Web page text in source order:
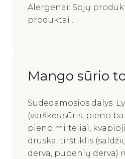
Alergenai: Sojų
produktai .
Mango sūrio
Sudedamosios dalys:
(varškės sūris, pieno
pieno milteliai,
druska, tirštiklis
derva, pupenių derva)